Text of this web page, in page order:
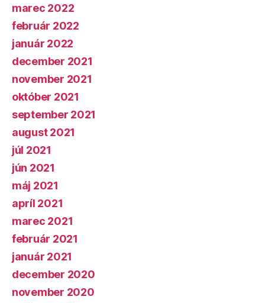
marec 2022
február 2022
január 2022
december 2021
november 2021
október 2021
september 2021
august 2021
júl 2021
jún 2021
máj 2021
apríl 2021
marec 2021
február 2021
január 2021
december 2020
november 2020